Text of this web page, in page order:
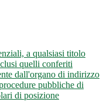
a qualsiasi titolo
quelli conferiti
dall'organo di indirizzo
pubbliche di
di posizione